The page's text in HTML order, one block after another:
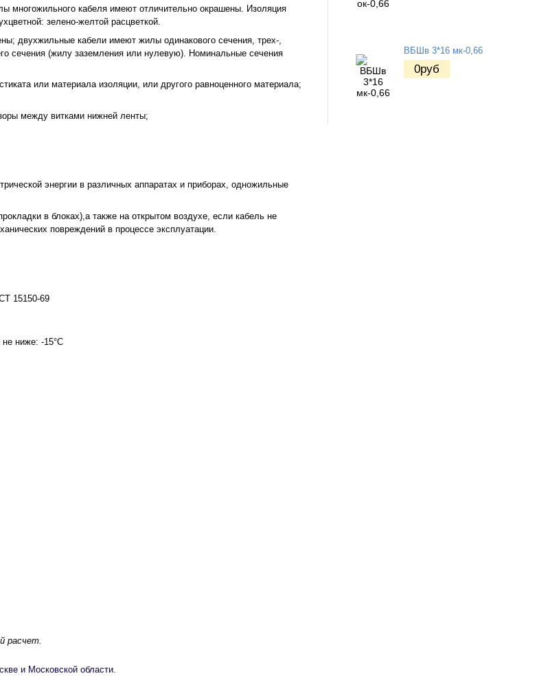
многожильного кабеля имеют отличительно окрашены. Изоляция
зелено-желтой расцветкой.
двухжильные кабели имеют жилы одинакового сечения, трех-,
сечения (жилу заземления или нулевую). Номинальные сечения
или материала изоляции, или другого равноценного материала;
между витками нижней ленты;
энергии в различных аппаратах и приборах, одножильные
в блоках),а также на открытом воздухе, если кабель не
повреждений в процессе эксплуатации.
15150-69
не ниже: -15°С
расчет.
и Московской области.
ВБШв 3*16 мк-0,66
0руб